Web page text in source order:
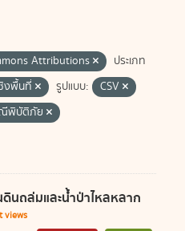
Attributions
ประเภท
งพื้นที่ รูปแบบ:
CSV
พิบัติภัย
นถล่มและน้ำป่าไหลหลาก
views